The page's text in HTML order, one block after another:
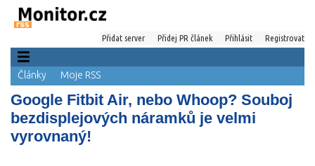
Přidat server Přidej PR článek Přihlásit Registrovat
Články Moje RSS
Google Fitbit Air, nebo Whoop? Souboj
bezdisplejových náramků je velmi
vyrovnaný!